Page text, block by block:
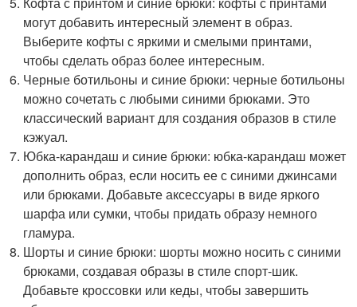
могут добавить интересный элемент в образ.
Выберите кофты с яркими и смелыми принтами,
чтобы сделать образ более интересным.
Черные ботильоны и синие брюки: черные ботильоны
можно сочетать с любыми синими брюками. Это
классический вариант для создания образов в стиле
кэжуал.
Юбка-карандаш и синие брюки: юбка-карандаш может
дополнить образ, если носить ее с синими джинсами
или брюками. Добавьте аксессуары в виде яркого
шарфа или сумки, чтобы придать образу немного
гламура.
Шорты и синие брюки: шорты можно носить с синими
брюками, создавая образы в стиле спорт-шик.
Добавьте кроссовки или кеды, чтобы завершить